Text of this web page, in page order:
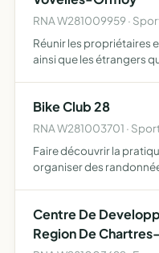
RNA W281009959 ·
Réunir les propriétaires
ainsi que les étrangers
de…
Bike Club 28
RNA W281003701 ·
Faire découvrir la
organiser des
Centre De
Region De